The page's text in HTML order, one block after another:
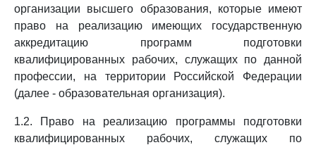
организации высшего образования, которые имеют
право на реализацию имеющих государственную
аккредитацию программ подготовки
квалифицированных рабочих, служащих по данной
профессии, на территории Российской Федерации
(далее - образовательная организация).
1.2. Право на реализацию программы подготовки
квалифицированных рабочих, служащих по